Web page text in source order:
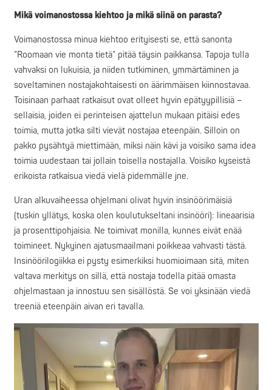
Mikä voimanostossa kiehtoo ja mikä siinä on parasta?
Voimanostossa minua kiehtoo erityisesti se, että sanonta
”Roomaan vie monta tietä” pitää täysin paikkansa. Tapoja tulla
vahvaksi on lukuisia, ja niiden tutkiminen, ymmärtäminen ja
soveltaminen nostajakohtaisesti on äärimmäisen kiinnostavaa.
Toisinaan parhaat ratkaisut ovat olleet hyvin epätyypillisiä –
sellaisia, joiden ei perinteisen ajattelun mukaan pitäisi edes
toimia, mutta jotka silti vievät nostajaa eteenpäin. Silloin on
pakko pysähtyä miettimään, miksi näin kävi ja voisiko sama idea
toimia uudestaan tai jollain toisella nostajalla. Voisiko kyseistä
erikoista ratkaisua viedä vielä pidemmälle jne.
Uran alkuvaiheessa ohjelmani olivat hyvin insinöörimäisiä
(tuskin yllätys, koska olen koulutukseltani insinööri): lineaarisia
ja prosenttipohjaisia. Ne toimivat monilla, kunnes eivät enää
toimineet. Nykyinen ajatusmaailmani poikkeaa vahvasti tästä.
Insinöörilogiikka ei pysty esimerkiksi huomioimaan sitä, miten
valtava merkitys on sillä, että nostaja todella pitää omasta
ohjelmastaan ja innostuu sen sisällöstä. Se voi yksinään viedä
treeniä eteenpäin aivan eri tavalla.